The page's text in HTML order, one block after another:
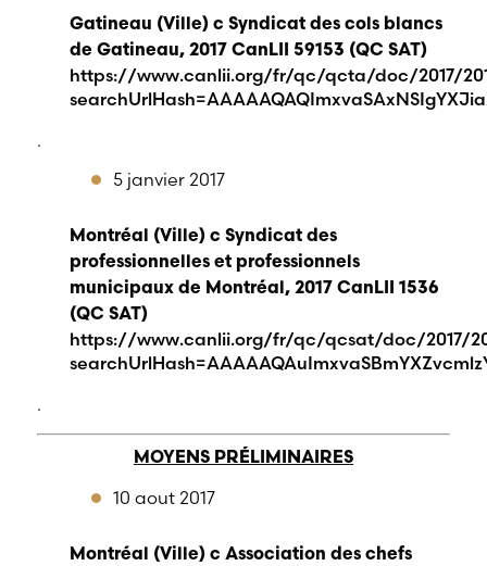
Gatineau (Ville) c Syndicat des cols blancs
de Gatineau, 2017 CanLII 59153 (QC SAT)
https://www.canlii.org/fr/qc/qcta/doc/2017/
.
5 janvier 2017
Montréal (Ville) c Syndicat des
professionnelles et professionnels
municipaux de Montréal, 2017 CanLII 1536
(QC SAT)
https://www.canlii.org/fr/qc/qcsat/doc/2017/
.
MOYENS PRÉLIMINAIRES
10 aout 2017
Montréal (Ville) c Association des chefs